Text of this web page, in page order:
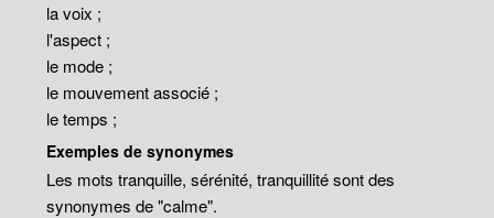
la voix ;
l'aspect ;
le mode ;
le mouvement associé ;
le temps ;
Exemples de synonymes
Les mots tranquille, sérénité, tranquillité sont des
synonymes de "calme".